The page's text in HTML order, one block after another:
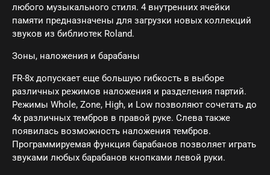
любого музыкального стиля. 4 внутренних ячейки
памяти предназначены для загрузки новых коллекций
звуков из библиотек Roland.
Зоны, наложения и барабаны
FR-8x допускает еще большую гибкость в выборе
различных режимов наложения и разделения партий.
Режимы Whole, Zone, High, и Low позволяют сочетать до
4х различных тембров в правой руке. Слева также
появилась возможность наложения тембров.
Программируемая функция барабанов позволяет играть
звуками любых барабанов кнопками левой руки.